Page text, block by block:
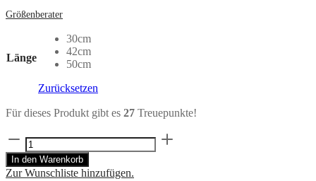
Größenberater
Länge
30cm
42cm
50cm
Zurücksetzen
Für dieses Produkt gibt es 27 Treuepunkte!
Posterleiste
aus
Holz
natur
In den Warenkorb
Zur Wunschliste hinzufügen.